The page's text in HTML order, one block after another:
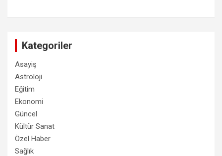
Kategoriler
Asayiş
Astroloji
Eğitim
Ekonomi
Güncel
Kültür Sanat
Özel Haber
Sağlık